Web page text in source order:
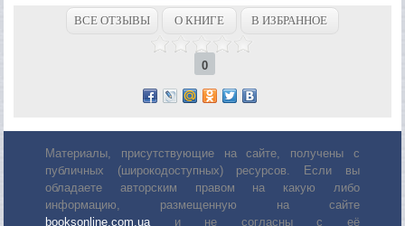
ВСЕ ОТЗЫВЫ О КНИГЕ В ИЗБРАННОЕ
0
Материалы, присутствующие на сайте, получены с
публичных (широкодоступных) ресурсов. Если вы
обладаете авторским правом на какую либо
информацию, размещенную на сайте
booksonline.com.uaи не согласны с её